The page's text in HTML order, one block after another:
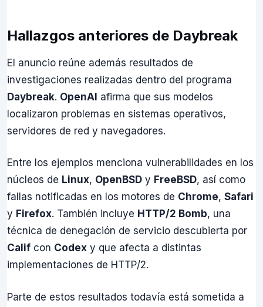
Hallazgos anteriores de Daybreak
El anuncio reúne además resultados de
investigaciones realizadas dentro del programa
Daybreak. OpenAI afirma que sus modelos
localizaron problemas en sistemas operativos,
servidores de red y navegadores.
Entre los ejemplos menciona vulnerabilidades en los
núcleos de Linux, OpenBSD y FreeBSD, así como
fallas notificadas en los motores de Chrome, Safari
y Firefox. También incluye HTTP/2 Bomb, una
técnica de denegación de servicio descubierta por
Calif con Codex y que afecta a distintas
implementaciones de HTTP/2.
Parte de estos resultados todavía está sometida a